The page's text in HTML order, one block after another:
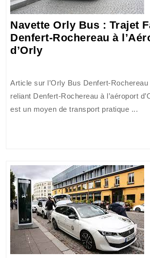
Navette Orly Bus : Trajet
Denfert-Rochereau à
d’OrlyNavette
:
Trajet
Facile
à
l’Aéroport
d’Orly
Article sur l’Orly Bus Denfert-Rochereau
reliant Denfert-Rochereau à l’aéroport
est un moyen de transport pratique ...